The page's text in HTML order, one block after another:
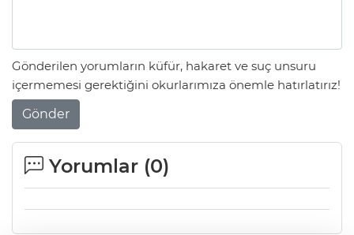
Gönderilen yorumların küfür, hakaret ve suç unsuru
içermemesi gerektiğini okurlarımıza önemle hatırlatırız!
Gönder
Yorumlar (0)